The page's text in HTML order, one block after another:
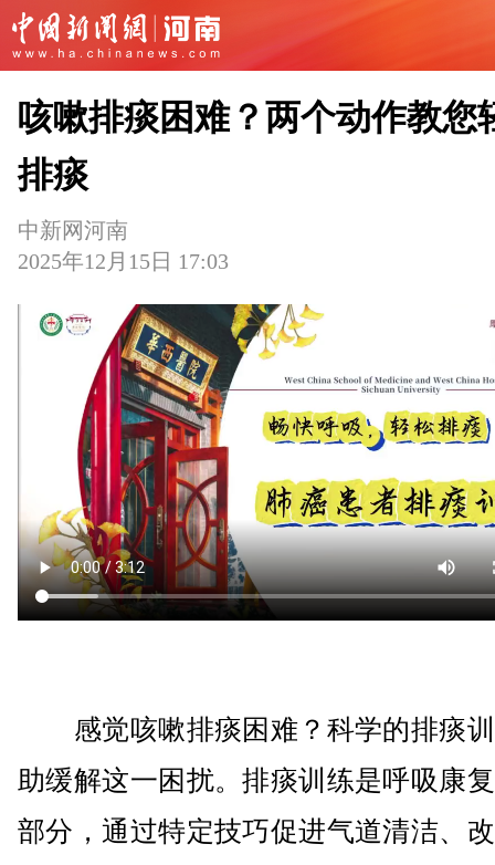
咳嗽排痰困难？两个动作教您
排痰
中新网河南
2025年12月15日 17:03
感觉咳嗽排痰困难？科学的排痰
助缓解这一困扰。排痰训练是呼吸康
部分，通过特定技巧促进气道清洁、